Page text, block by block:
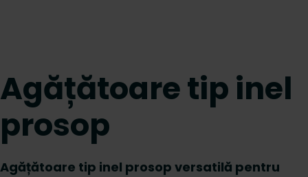
Agățătoare tip inel
prosop
Agățătoare tip inel prosop versatilă pentru